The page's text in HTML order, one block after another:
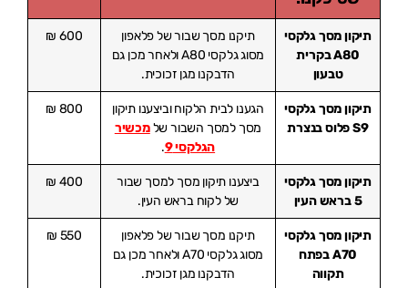
תיקון מסך גלקסי
A80 בקרית
טבעון
תיקנו מסך שבור של פלאפון
מסוג גלקסי A80 ולאחר מכן גם
הדבקנו מגן זכוכית.
600 ₪
תיקון מסך גלקסי
S9 פלוס בנצרת
הגענו לבית הלקוח וביצענו תיקון
מסך למסך השבור שלמכשיר
הגלקסי 9 .
800 ₪
תיקון מסך גלקסי
5 בראש העין
ביצענו תיקון מסך למסך שבור
של לקוח בראש העין.
400 ₪
תיקון מסך גלקסי
A70 בפתח
תקווה
תיקנו מסך שבור של פלאפון
מסוג גלקסי A70 ולאחר מכן גם
הדבקנו מגן זכוכית.
550 ₪